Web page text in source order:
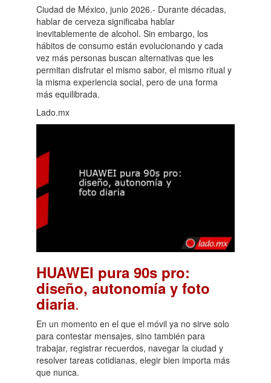
Ciudad de México, junio 2026.- Durante décadas,
hablar de cerveza significaba hablar
inevitablemente de alcohol. Sin embargo, los
hábitos de consumo están evolucionando y cada
vez más personas buscan alternativas que les
permitan disfrutar el mismo sabor, el mismo ritual y
la misma experiencia social, pero de una forma
más equilibrada.
Lado.mx
HUAWEI pura 90s pro:
diseño, autonomía y foto
diaria.
En un momento en el que el móvil ya no sirve solo
para contestar mensajes, sino también para
trabajar, registrar recuerdos, navegar la ciudad y
resolver tareas cotidianas, elegir bien importa más
que nunca.